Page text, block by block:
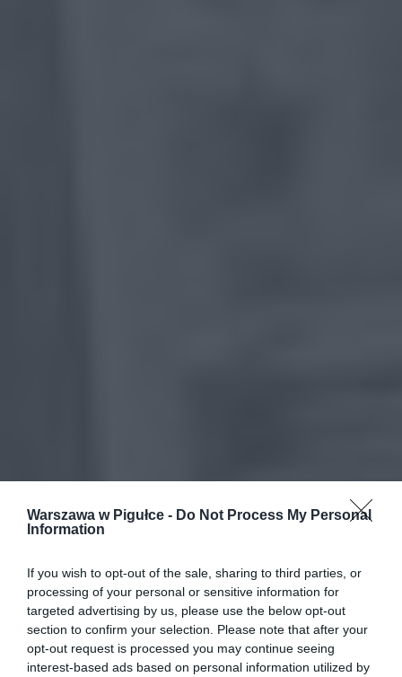
Warszawa w Pigułce - Do Not Process My Personal
Information
If you wish to opt-out of the sale, sharing to third parties, or
processing of your personal or sensitive information for
targeted advertising by us, please use the below opt-out
section to confirm your selection. Please note that after your
opt-out request is processed you may continue seeing
interest-based ads based on personal information utilized by